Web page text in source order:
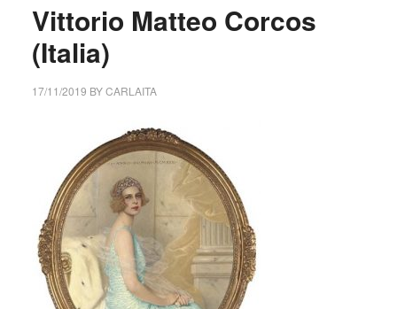
Vittorio Matteo Corcos
(Italia)
17/11/2019 BYCARLAITA